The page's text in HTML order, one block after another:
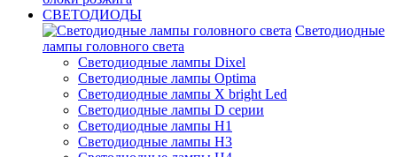
СВЕТОДИОДЫ
Светодиодные
лампы головного света
Светодиодные лампы Dixel
Светодиодные лампы Optima
Светодиодные лампы X bright Led
Светодиодные лампы D серии
Светодиодные лампы H1
Светодиодные лампы H3